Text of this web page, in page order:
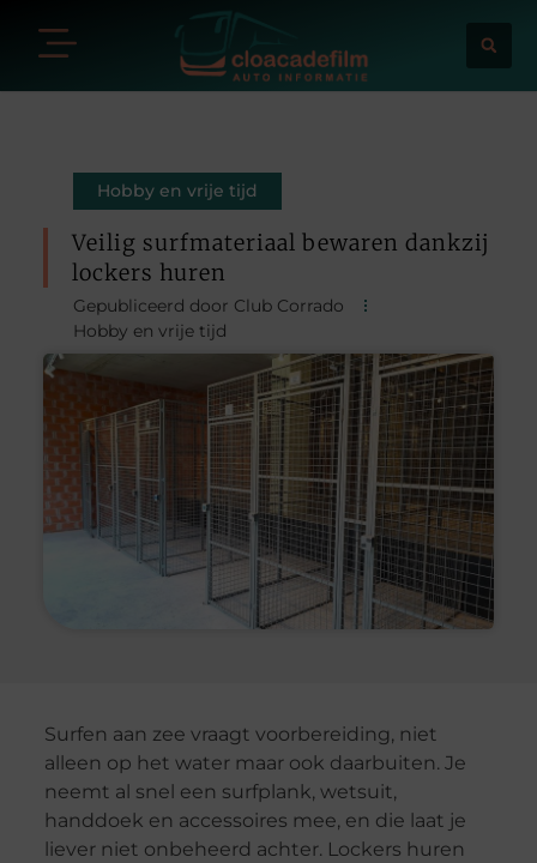
Hobby en vrije tijd
Veilig surfmateriaal bewaren dankzij
lockers huren
Gepubliceerd door Club Corrado
Hobby en vrije tijd
Surfen aan zee vraagt voorbereiding, niet
alleen op het water maar ook daarbuiten. Je
neemt al snel een surfplank, wetsuit,
handdoek en accessoires mee, en die laat je
liever niet onbeheerd achter. Lockers huren